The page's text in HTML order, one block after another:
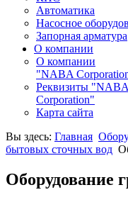
Автоматика
Насосное
Запорная арматура
О компании
О компании
"NABA
Реквизиты "NABA
Corporation"
Карта сайта
Вы здесь: Главная
бытовых сточных вод
Оборудование